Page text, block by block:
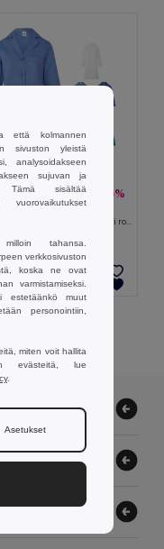
29,73 € -35%
Kuhinjska halja s keprom z dolgimi rokavi (175 g/m²), iz bombažnega kepra (35 %) in poliestra (65 %)
+2 Värit
että kolmannen
sivuston yleistä
analysoidakseen
sujuvan ja
Tämä sisältää
tahansa.
verkkosivuston
koska ne ovat
varmistamiseksi.
estetäänkö muut
personointiin,
miten voit hallita
evästeitä, lue
.
Asetukset